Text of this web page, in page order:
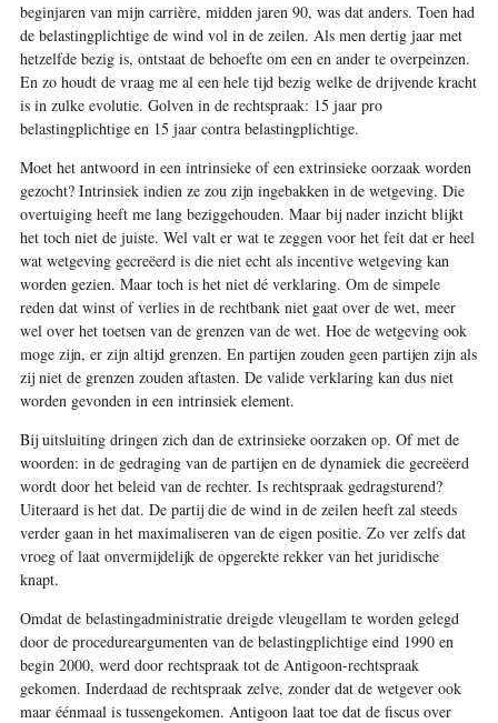
beginjaren van mijn carrière, midden jaren 90, was dat anders. Toen had
de belastingplichtige de wind vol in de zeilen. Als men dertig jaar met
hetzelfde bezig is, ontstaat de behoefte om een en ander te overpeinzen.
En zo houdt de vraag me al een hele tijd bezig welke de drijvende kracht
is in zulke evolutie. Golven in de rechtspraak: 15 jaar pro
belastingplichtige en 15 jaar contra belastingplichtige.
Moet het antwoord in een intrinsieke of een extrinsieke oorzaak worden
gezocht? Intrinsiek indien ze zou zijn ingebakken in de wetgeving. Die
overtuiging heeft me lang beziggehouden. Maar bij nader inzicht blijkt
het toch niet de juiste. Wel valt er wat te zeggen voor het feit dat er heel
wat wetgeving gecreëerd is die niet echt als incentive wetgeving kan
worden gezien. Maar toch is het niet dé verklaring. Om de simpele
reden dat winst of verlies in de rechtbank niet gaat over de wet, meer
wel over het toetsen van de grenzen van de wet. Hoe de wetgeving ook
moge zijn, er zijn altijd grenzen. En partijen zouden geen partijen zijn als
zij niet de grenzen zouden aftasten. De valide verklaring kan dus niet
worden gevonden in een intrinsiek element.
Bij uitsluiting dringen zich dan de extrinsieke oorzaken op. Of met de
woorden: in de gedraging van de partijen en de dynamiek die gecreëerd
wordt door het beleid van de rechter. Is rechtspraak gedragsturend?
Uiteraard is het dat. De partij die de wind in de zeilen heeft zal steeds
verder gaan in het maximaliseren van de eigen positie. Zo ver zelfs dat
vroeg of laat onvermijdelijk de opgerekte rekker van het juridische
knapt.
Omdat de belastingadministratie dreigde vleugellam te worden gelegd
door de procedureargumenten van de belastingplichtige eind 1990 en
begin 2000, werd door rechtspraak tot de Antigoon-rechtspraak
gekomen. Inderdaad de rechtspraak zelve, zonder dat de wetgever ook
maar éénmaal is tussengekomen. Antigoon laat toe dat de fiscus over